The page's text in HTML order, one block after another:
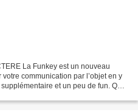
La Funkey est un nouveau
communication par l’objet en y
et un peu de fun. Qu’il